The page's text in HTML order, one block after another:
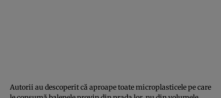
Autorii au descoperit că aproape toate microplasticele pe care